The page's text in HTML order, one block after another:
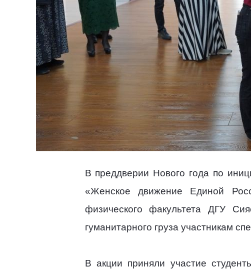
В преддверии Нового года по
«Женское движение Единой
физического факультета ДГУ
гуманитарного груза участникам
В акции приняли участие